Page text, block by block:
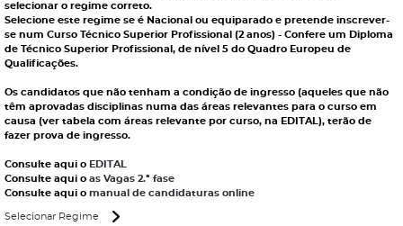
selecionar o regime correto.
Selecione este regime se é Nacional ou equiparado e pretende inscrever-
se num Curso Técnico Superior Profissional (2 anos) - Confere um Diploma
de Técnico Superior Profissional, de nível 5 do Quadro Europeu de
Qualificações.
Os candidatos que não tenham a condição de ingresso (aqueles que não
têm aprovadas disciplinas numa das áreas relevantes para o curso em
causa (ver tabela com áreas relevante por curso, na EDITAL), terão de
fazer prova de ingresso.
Consulte aqui o EDITAL
Consulte aqui o as Vagas 2.ª fase
Consulte aqui o manual de candidaturas online
Selecionar Regime